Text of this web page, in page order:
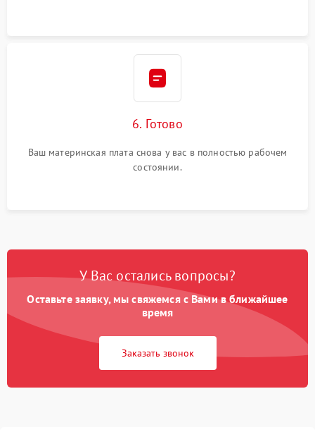
6. Готово
Ваш материнская плата снова у вас в полностью рабочем
состоянии.
У Вас остались вопросы?
Оставьте заявку, мы свяжемся с Вами в ближайшее
время
Заказать звонок